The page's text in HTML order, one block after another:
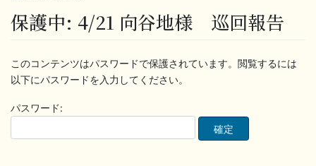
保護中: 4/21 向谷地様 巡回報告
このコンテンツはパスワードで保護されています。閲覧するには
以下にパスワードを入力してください。
パスワード: